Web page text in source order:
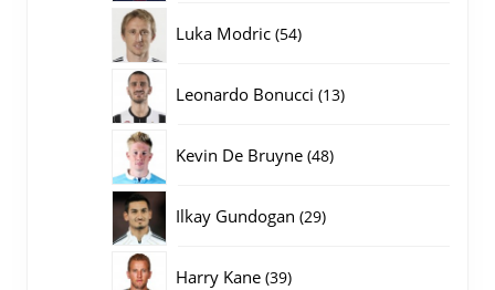
Luka Modric 5454
Leonardo Bonucci 1313
Kevin De Bruyne 4848
Ilkay Gundogan 2929
Harry Kane 3939